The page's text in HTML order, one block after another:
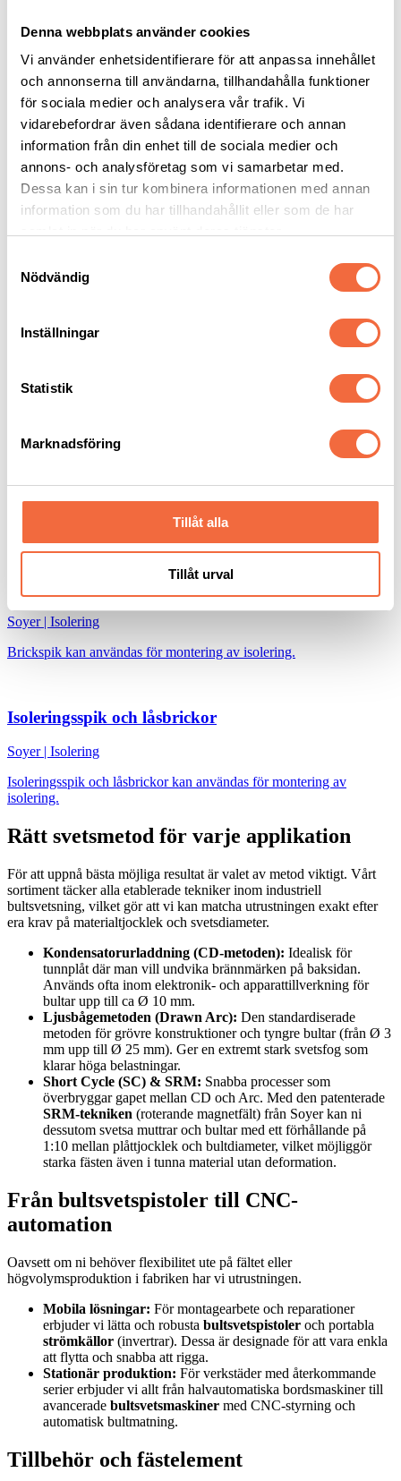
Denna webbplats använder cookies
Vi använder enhetsidentifierare för att anpassa innehållet
och annonserna till användarna, tillhandahålla funktioner
för sociala medier och analysera vår trafik. Vi
vidarebefordrar även sådana identifierare och annan
information från din enhet till de sociala medier och
annons- och analysföretag som vi samarbetar med.
Dessa kan i sin tur kombinera informationen med annan
information som du har tillhandahållit eller som de har
Nödvändig
Inställningar
Statistik
Marknadsföring
Tillåt alla
Tillåt urval
Processen ersätter behovet av borrning, gängning och nitning, vilket
Intercut är er kompletta partner inom bultsvetsning, med ett
heltäckande program från mobila handhållna enheter till
helautomatiserade produktionsceller.
Soyer
SC svetsmutter, Typ IS
Soyer| Svetsbult & Fästelement
Svetsbult & Fästelement
Huvudbulten tillverkas i standardlängder men även andra längder
kan tillverkas.
Soyer|Svetsbult & Fästelement
Isoleringsspik för bultsvetsning med CD metoden.
Soyer| Isolering
Brickspik kan användas för montering av isolering.
Isoleringsspik och låsbrickor
Soyer| Isolering
Isoleringsspik och låsbrickor kan användas för montering av
isolering.
Rätt svetsmetod för varje applikation
För att uppnå bästa möjliga resultat är valet av metod viktigt. Vårt
sortiment täcker alla etablerade tekniker inom industriell
bultsvetsning, vilket gör att vi kan matcha utrustningen exakt efter
era krav på materialtjocklek och svetsdiameter.
Kondensatorurladdning (CD-metoden): Idealisk för
tunnplåt där man vill undvika brännmärken på baksidan.
Används ofta inom elektronik- och apparattillverkning för
bultar upp till ca Ø 10 mm.
Ljusbågemetoden (Drawn Arc): Den standardiserade
metoden för grövre konstruktioner och tyngre bultar (från Ø 3
mm upp till Ø 25 mm). Ger en extremt stark svetsfog som
klarar höga belastningar.
Short Cycle (SC) & SRM: Snabba processer som
överbryggar gapet mellan CD och Arc. Med den patenterade
SRM-tekniken (roterande magnetfält) från Soyer kan ni
dessutom svetsa muttrar och bultar med ett förhållande på
1:10 mellan plåttjocklek och bultdiameter, vilket möjliggör
starka fästen även i tunna material utan deformation.
Från bultsvetspistoler till CNC-
automation
Oavsett om ni behöver flexibilitet ute på fältet eller
högvolymsproduktion i fabriken har vi utrustningen.
Mobila lösningar: För montagearbete och reparationer
erbjuder vi lätta och robusta bultsvetspistoler och portabla
strömkällor (invertrar). Dessa är designade för att vara enkla
att flytta och snabba att rigga.
Stationär produktion: För verkstäder med återkommande
serier erbjuder vi allt från halvautomatiska bordsmaskiner till
avancerade bultsvetsmaskiner med CNC-styrning och
automatisk bultmatning.
Tillbehör och fästelement